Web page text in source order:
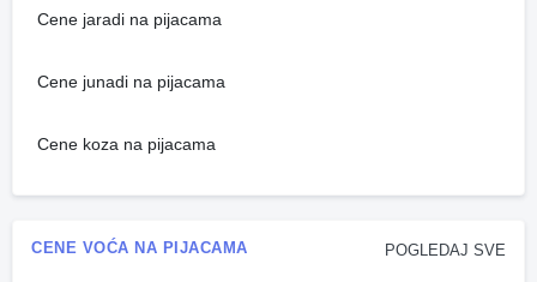
Cene jaradi na pijacama
Cene junadi na pijacama
Cene koza na pijacama
POGLEDAJ SVE
CENE VOĆA NA PIJACAMA